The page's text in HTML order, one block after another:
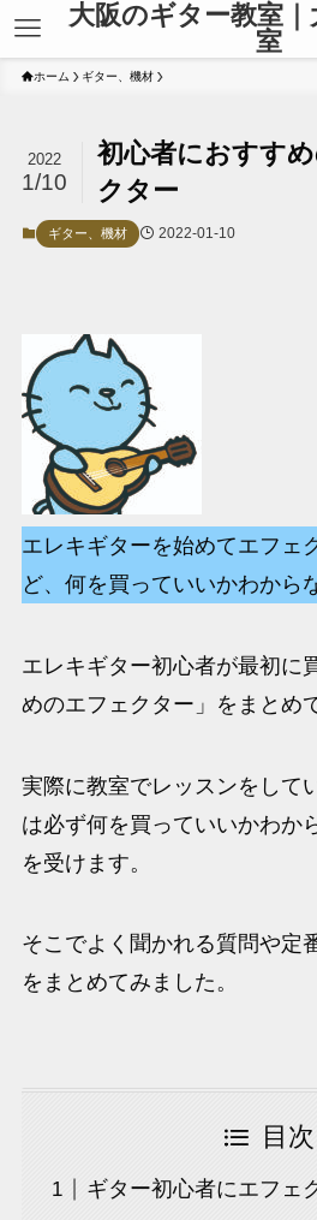
大阪のギター教室
室
ホーム ギター、機材
初心者におすす
クター
2022
1/10
ギター、機材 2022-01-10
エレキギターを始めてエフェ
ど、何を買っていいかわから
エレキギター初心者が最初に
めのエフェクター」をまとめ
実際に教室でレッスンをして
は必ず何を買っていいかわか
を受けます。
そこでよく聞かれる質問や定
をまとめてみました。
目次
ギター初心者にエフェ